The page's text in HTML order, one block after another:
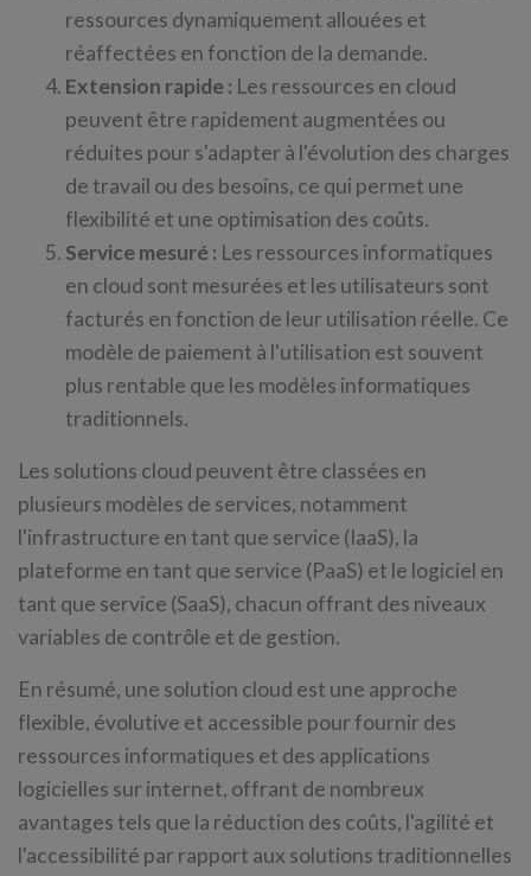
ressources dynamiquement allouées et
réaffectées en fonction de la demande.
Extension rapide : Les ressources en cloud
peuvent être rapidement augmentées ou
réduites pour s'adapter à l'évolution des charges
de travail ou des besoins, ce qui permet une
flexibilité et une optimisation des coûts.
Service mesuré : Les ressources informatiques
en cloud sont mesurées et les utilisateurs sont
facturés en fonction de leur utilisation réelle. Ce
modèle de paiement à l'utilisation est souvent
plus rentable que les modèles informatiques
traditionnels.
Les solutions cloud peuvent être classées en
plusieurs modèles de services, notamment
l'infrastructure en tant que service (IaaS), la
plateforme en tant que service (PaaS) et le logiciel en
tant que service (SaaS), chacun offrant des niveaux
variables de contrôle et de gestion.
En résumé, une solution cloud est une approche
flexible, évolutive et accessible pour fournir des
ressources informatiques et des applications
logicielles sur internet, offrant de nombreux
avantages tels que la réduction des coûts, l'agilité et
l'accessibilité par rapport aux solutions traditionnelles